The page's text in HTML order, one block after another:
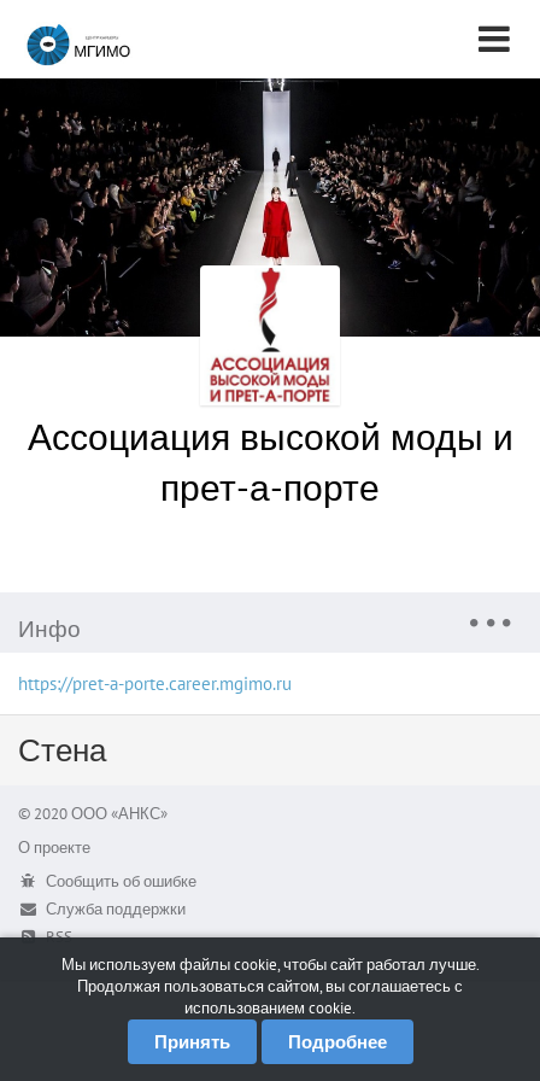
Ассоциация высокой моды и
прет-а-порте
Инфо
https://pret-a-porte.career.mgimo.ru
Стена
© 2020 ООО «АНКС»
О проекте
Сообщить об ошибке
Служба поддержки
RSS
Мы используем файлы cookie, чтобы сайт работал лучше.
Продолжая пользоваться сайтом, вы соглашаетесь с
использованием cookie.
Принять Подробнее